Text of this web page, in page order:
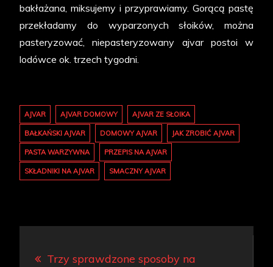
bakłażana, miksujemy i przyprawiamy. Gorącą pastę
przekładamy do wyparzonych słoików, można
pasteryzować, niepasteryzowany ajvar postoi w
lodówce ok. trzech tygodni.
AJVAR AJVAR DOMOWY AJVAR ZE SŁOIKA
BAŁKAŃSKI AJVAR DOMOWY AJVAR JAK ZROBIĆ AJVAR
PASTA WARZYWNA PRZEPIS NA AJVAR
SKŁADNIKI NA AJVAR SMACZNY AJVAR
Trzy sprawdzone sposoby na